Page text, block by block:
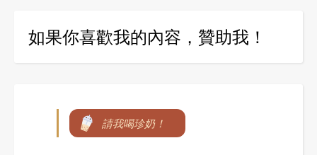
如果你喜歡我的內容，贊助我！
請我喝珍奶！